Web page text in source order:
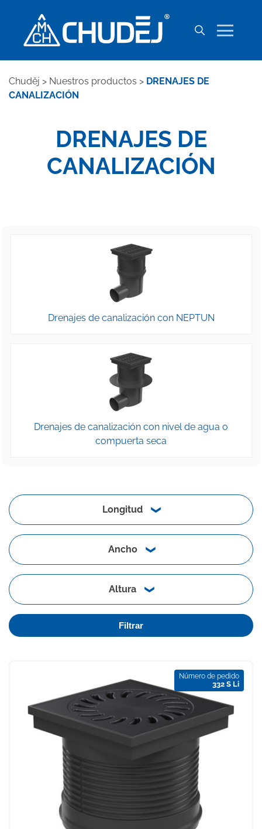
Chuděj > Nuestros productos > DRENAJES DE
CANALIZACIÓN
DRENAJES DE
CANALIZACIÓN
Drenajes de canalización con NEPTUN
Drenajes de canalización con nivel de agua o
compuerta seca
Longitud
Ancho
Altura
Filtrar
Número de pedido
332 S Li